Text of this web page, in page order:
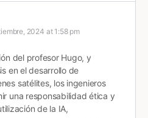
2024 at 1:58 pm
del profesor Hugo, y
en el desarrollo de
satélites, los ingenieros
una responsabilidad ética y
de la IA,